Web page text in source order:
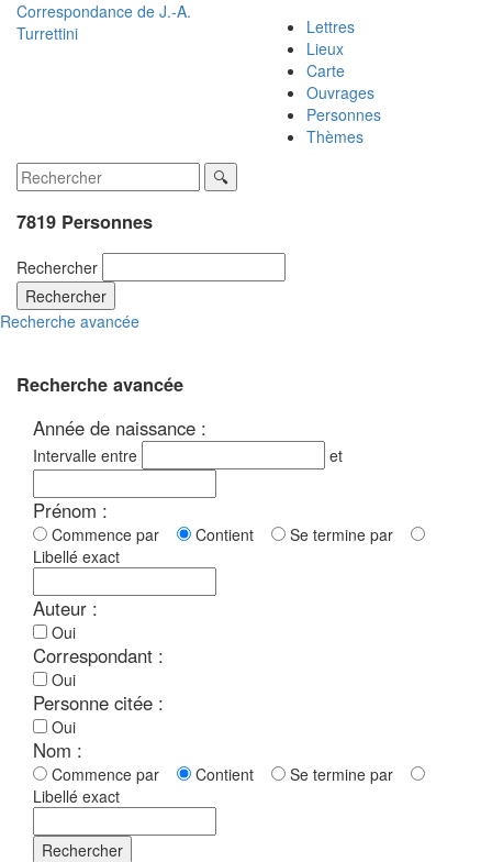
Correspondance de J.-A.
Turrettini
Lettres
Lieux
Carte
Ouvrages
Personnes
Thèmes
7819 Personnes
Rechercher
Rechercher
Recherche avancée
Recherche avancée
Année de naissance :
Intervalle entre et
Prénom :
Commence par Contient
Se termine par
Libellé exact
Auteur :
Oui
Correspondant :
Oui
Personne citée :
Oui
Nom :
Commence par Contient
Se termine par
Libellé exact
Rechercher